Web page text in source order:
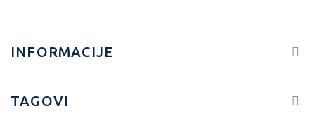
INFORMACIJE
TAGOVI